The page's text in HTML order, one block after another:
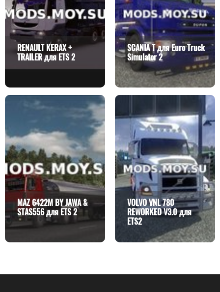
RENAULT KERAX +
TRAILER для ETS 2
SCANIA T для Euro Truck
Simulator 2
MAZ 6422M BY JAWA &
STAS556 для ETS 2
VOLVO VNL 780
REWORKED V3.0 для
ETS2